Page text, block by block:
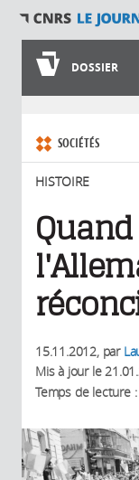
DOSSIER
SOCIÉTÉS
HISTOIRE
15.11.2012, par
Mis à jour le
Temps de lecture